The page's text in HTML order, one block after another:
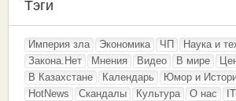
Тэги
Империя зла Экономика ЧП Наука и
Закона.Нет
Мнения Видео В мире
В Казахстане
Календарь Юмор и
HotNews
Скандалы Культура О нас IT